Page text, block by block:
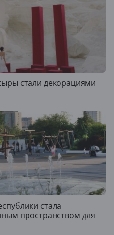
стали декорациями
стала
пространством для